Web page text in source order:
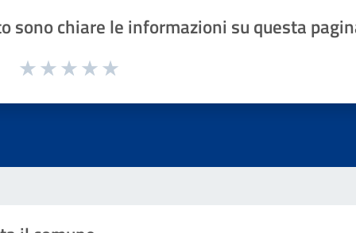
sono chiare le informazioni su questa
1 a 5 stelle la pagina